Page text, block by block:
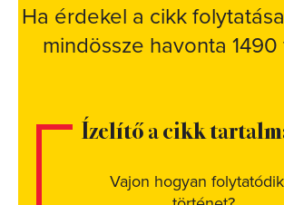
Ha érdekel a cikk
mindössze havonta
Ízelítő a cikk
Vajon hogyan